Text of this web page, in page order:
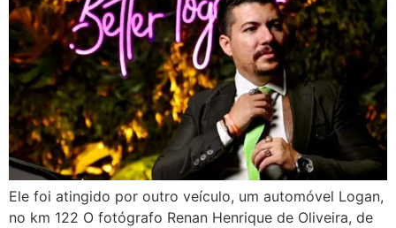
Ele foi atingido por outro veículo, um automóvel Logan,
no km 122 O fotógrafo Renan Henrique de Oliveira, de